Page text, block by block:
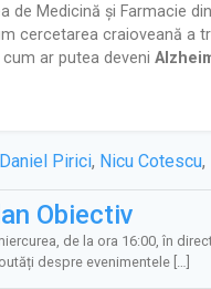
de Medicină și Farmacie
cercetarea craioveană a
ar putea deveni
Daniel Pirici, Nicu Cotescu,
Obiectiv
de la ora 16:00, în
despre evenimentele […]